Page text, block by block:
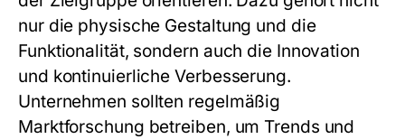
nur die physische Gestaltung und die
Funktionalität, sondern auch die Innovation
und kontinuierliche Verbesserung.
Unternehmen sollten regelmäßig
Marktforschung betreiben, um Trends und